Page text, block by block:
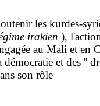
les kurdes-
irakien ),
au Mali et en
démocratie et des ''
son rôle